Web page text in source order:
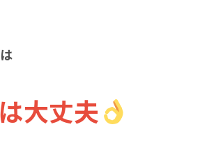
大丈夫